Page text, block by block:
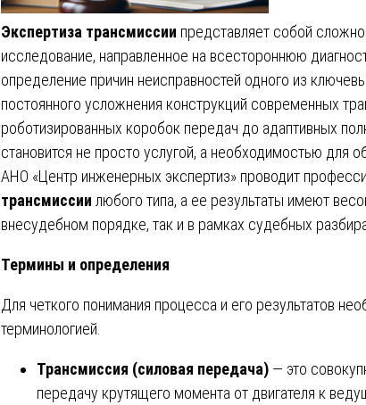
Экспертиза трансмиссии представляет собой
исследование, направленное на всестороннюю
определение причин неисправностей одного из
постоянного усложнения конструкций современных
роботизированных коробок передач до адаптивных
становится не просто услугой, а необходимостью для
АНО «Центр инженерных экспертиз» проводит
трансмиссии любого типа, а ее результаты имеют
внесудебном порядке, так и в рамках судебных
Термины и определения
Для четкого понимания процесса и его результатов
терминологией.
Трансмиссия (силовая передача) — это
передачу крутящего момента от двигателя к